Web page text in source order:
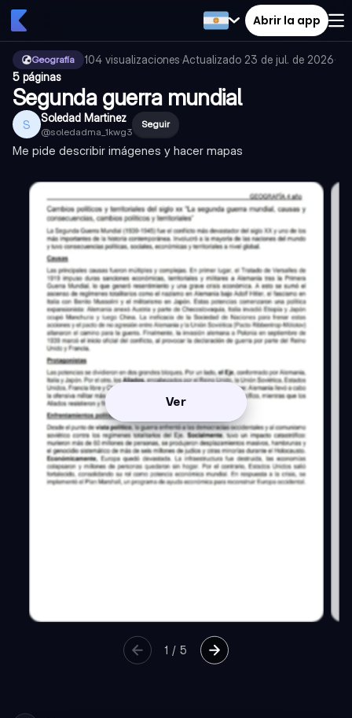
Abrir la app
Geografía 104 visualizaciones·Actualizado 23 de jul. de 2026·
5 páginas
Segunda guerra mundial
S Soledad Martinez
@soledadma_1kwg3
Seguir
Me pide describir imágenes y hacer mapas
Ver
1 /5